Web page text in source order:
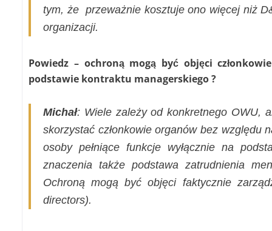
tym, że przeważnie kosztuje ono więcej niż
organizacji.
Powiedz – ochroną mogą być objęci
podstawie kontraktu managerskiego ?
Michał: Wiele zależy od konkretnego OWU,
skorzystać członkowie organów bez względu
osoby pełniące funkcje wyłącznie na
znaczenia także podstawa zatrudnienia
Ochroną mogą być objęci faktycznie
directors).